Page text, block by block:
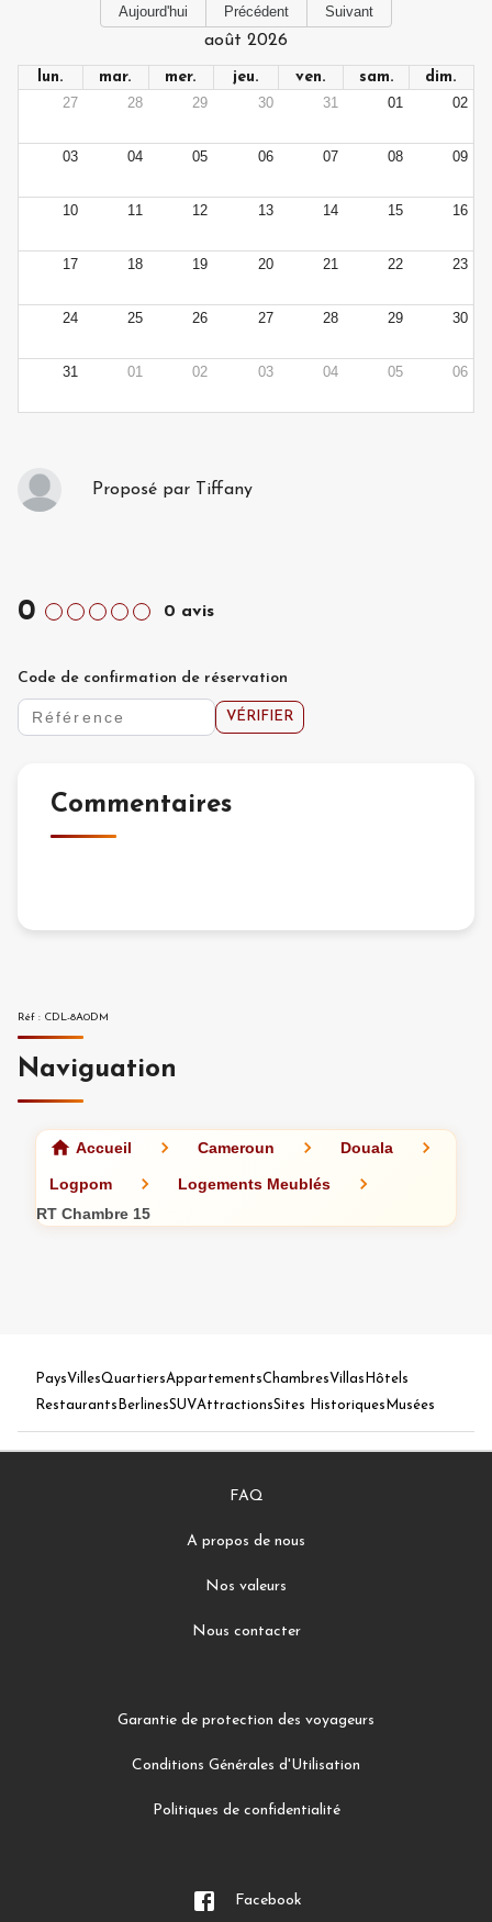
Aujourd'hui Précédent Suivant
août 2026
lun. mar. mer. jeu. ven. sam.
dim.
27
28 29 30 31 01 02
03 04 05 06 07 08 09
10 11 12 13 14 15 16
17 18 19 20 21 22 23
24 25 26 27 28 29 30
31 01 02 03 04 05 06
Proposé par Tiffany
0 0 avis
Code de confirmation de réservation
VÉRIFIER
Commentaires
Réf : CDL-8A0DM
Naviguation
Accueil Cameroun Douala
Logpom
Logements Meublés
RT Chambre 15
PaysVillesQuartiersAppartementsChambresVillas Hôtels
Restaurants BerlinesSUVAttractionsSites Historiques Musées
FAQ
A propos de nous
Nos valeurs
Nous contacter
Garantie de protection des voyageurs
Conditions Générales d'Utilisation
Politiques de confidentialité
Facebook